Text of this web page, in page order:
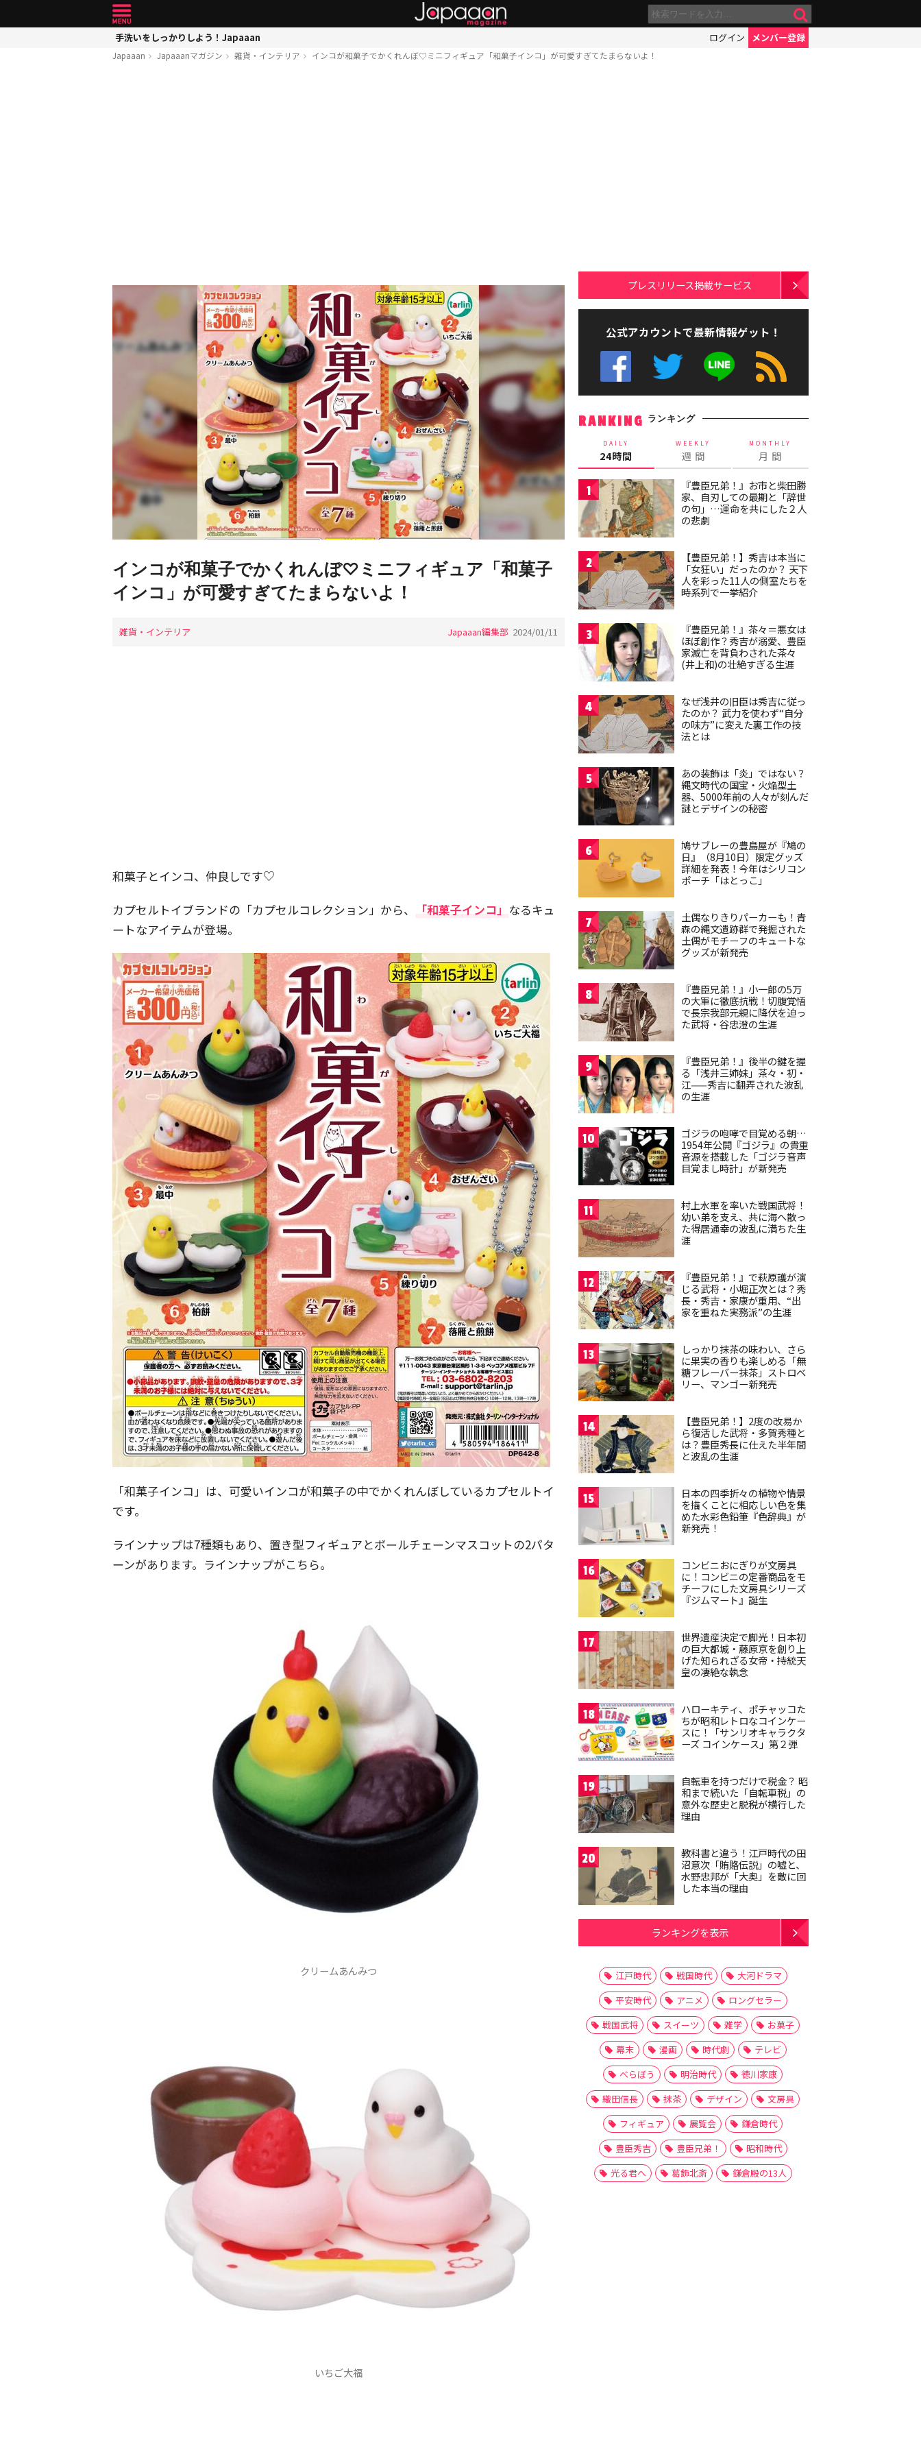
手洗いをしっかりしよう！Japaaan ログイン メンバー登録
Japaaan Japaaanマガジン 雑貨・インテリア インコが和菓子でかくれんぼ♡ミニフィギュア「和菓子インコ」が可愛すぎてたまらないよ！
インコが和菓子でかくれんぼ♡ミニフィギュア「和菓子
インコ」が可愛すぎてたまらないよ！
雑貨・インテリア Japaaan編集部 2024/01/11
和菓子とインコ、仲良しです♡
カプセルトイブランドの「カプセルコレクション」から、
「和菓子インコ」 なるキュ
ートなアイテムが登場。
「和菓子インコ」は、可愛いインコが和菓子の中でかくれんぼしているカプセルトイ
です。
ラインナップは7種類もあり、置き型フィギュアとボールチェーンマスコットの2パタ
ーンがあります。ラインナップがこちら。
クリームあんみつ
いちご大福
プレスリリース掲載サービス
公式アカウントで最新情報ゲット！
RANKING ランキング
DAILY
24時間
WEEKLY
週 間
MONTHLY
月 間
1
『豊臣兄弟！』お市と柴田勝
家、自刃しての最期と「辞世
の句」…運命を共にした２人
の悲劇
2
【豊臣兄弟！】秀吉は本当に
「女狂い」だったのか？ 天下
人を彩った11人の側室たちを
時系列で一挙紹介
3
『豊臣兄弟！』茶々＝悪女は
ほぼ創作？秀吉が溺愛、豊臣
家滅亡を背負わされた茶々
(井上和)の壮絶すぎる生涯
4
なぜ浅井の旧臣は秀吉に従っ
たのか？ 武力を使わず“自分
の味方”に変えた裏工作の技
法とは
5
あの装飾は「炎」ではない？
縄文時代の国宝・火焔型土
器、5000年前の人々が刻んだ
謎とデザインの秘密
6
鳩サブレーの豊島屋が『鳩の
日』（8月10日）限定グッズ
詳細を発表！今年はシリコン
ポーチ「はとっこ」
7
土偶なりきりパーカーも！青
森の縄文遺跡群で発掘された
土偶がモチーフのキュートな
グッズが新発売
8
『豊臣兄弟！』小一郎の5万
の大軍に徹底抗戦！切腹覚悟
で長宗我部元親に降伏を迫っ
た武将・谷忠澄の生涯
9
『豊臣兄弟！』後半の鍵を握
る「浅井三姉妹」茶々・初・
江——秀吉に翻弄された波乱
の生涯
10
ゴジラの咆哮で目覚める朝…
1954年公開『ゴジラ』の貴重
音源を搭載した「ゴジラ音声
目覚まし時計」が新発売
11
村上水軍を率いた戦国武将！
幼い弟を支え、共に海へ散っ
た得居通幸の波乱に満ちた生
涯
12
『豊臣兄弟！』で萩原護が演
じる武将・小堀正次とは？秀
長・秀吉・家康が重用、“出
家を重ねた実務派”の生涯
13
しっかり抹茶の味わい、さら
に果実の香りも楽しめる「無
糖フレーバー抹茶」ストロベ
リー、マンゴー新発売
14
【豊臣兄弟！】2度の改易か
ら復活した武将・多賀秀種と
は？豊臣秀長に仕えた半年間
と波乱の生涯
15
日本の四季折々の植物や情景
を描くことに相応しい色を集
めた水彩色鉛筆『色辞典』が
新発売！
16
コンビニおにぎりが文房具
に！コンビニの定番商品をモ
チーフにした文房具シリーズ
『ジムマート』誕生
17
世界遺産決定で脚光！日本初
の巨大都城・藤原京を創り上
げた知られざる女帝・持統天
皇の凄絶な執念
18
ハローキティ、ポチャッコた
ちが昭和レトロなコインケー
スに！「サンリオキャラクタ
ーズ コインケース」第２弾
19
自転車を持つだけで税金？ 昭
和まで続いた「自転車税」の
意外な歴史と脱税が横行した
理由
20
教科書と違う！江戸時代の田
沼意次「賄賂伝説」の嘘と、
水野忠邦が「大奥」を敵に回
した本当の理由
ランキングを表示
江戸時代 戦国時代
大河ドラマ
平安時代
アニメ
ロングセラー
戦国武将
スイーツ 雑学
お菓子
幕末
漫画 時代劇
テレビ
べらぼう
明治時代
徳川家康
織田信長
抹茶 デザイン
文房具
フィギュア
展覧会
鎌倉時代
豊臣秀吉
豊臣兄弟！
昭和時代
光る君へ
葛飾北斎 鎌倉殿の13人